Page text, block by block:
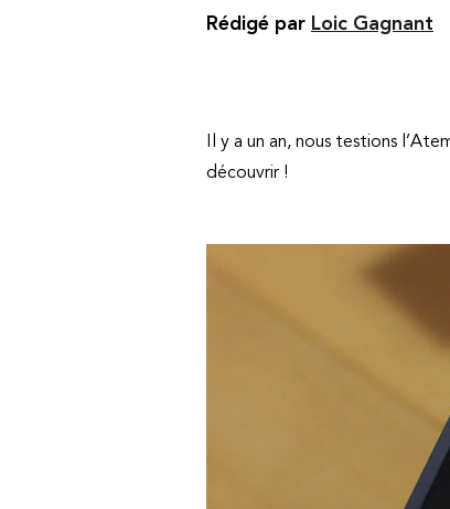
Rédigé par Loic Gagnant
Il y a un an, nous testions
découvrir !